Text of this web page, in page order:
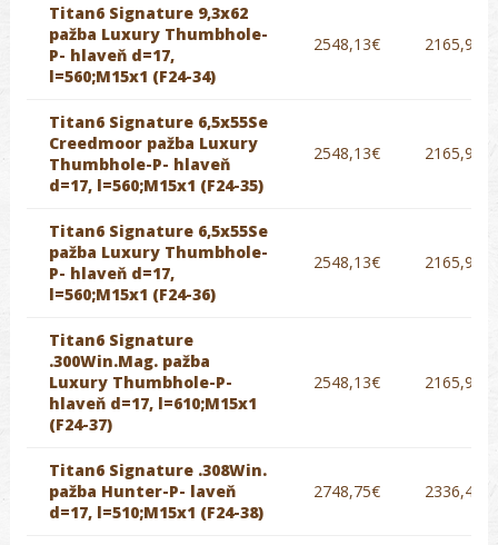
Titan6 Signature 9,3x62
pažba Luxury Thumbhole-
P- hlaveň d=17,
l=560;M15x1 (F24-34)
2548,13€ 2165,91€
Titan6 Signature 6,5x55Se
Creedmoor pažba Luxury
Thumbhole-P- hlaveň
d=17, l=560;M15x1 (F24-35)
2548,13€ 2165,91€
Titan6 Signature 6,5x55Se
pažba Luxury Thumbhole-
P- hlaveň d=17,
l=560;M15x1 (F24-36)
2548,13€ 2165,91€
Titan6 Signature
.300Win.Mag. pažba
Luxury Thumbhole-P-
hlaveň d=17, l=610;M15x1
(F24-37)
2548,13€ 2165,91€
Titan6 Signature .308Win.
pažba Hunter-P- laveň
d=17, l=510;M15x1 (F24-38)
2748,75€ 2336,44€